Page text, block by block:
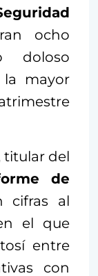
ocho
doloso
mayor
titular del
de
cifras al
el que
entre
con